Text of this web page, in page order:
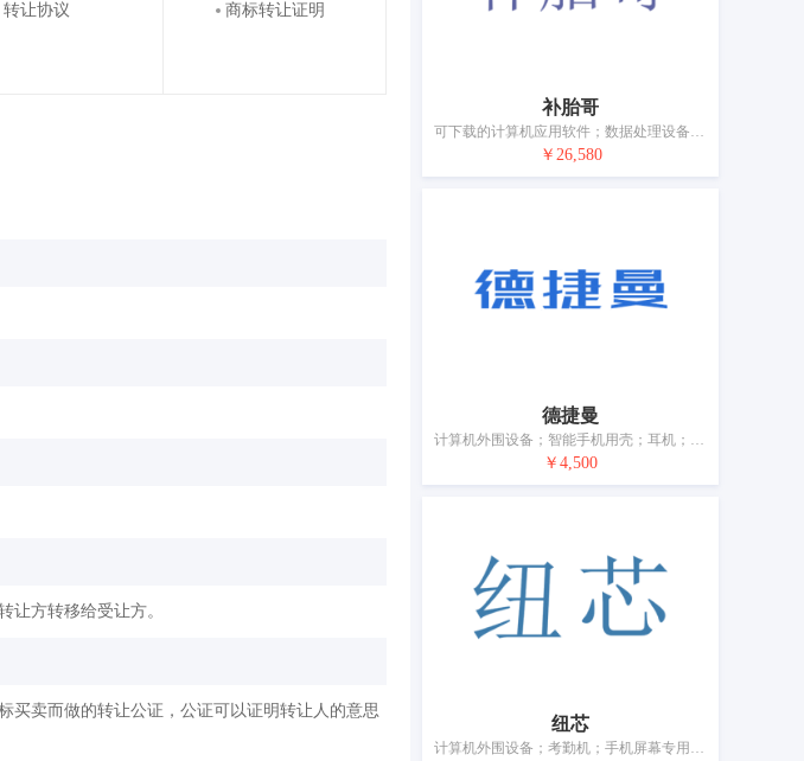
转让协议
商标转让证明
让方转移给受让方。
买卖而做的转让公证，公证可以证明转让人的意思
补胎哥
可下载的计算机应用软件；数据处理设备；智能眼镜（数据处理）；电子出版物（可下载）；计算机外围设备；计算机软件（已录制）；连接器（数据处理设备）；移动电话；网络通讯设备；电子防盗装置
￥26,580
德捷曼
计算机外围设备；智能手机用壳；耳机；自拍杆（手持单脚架）；数据线；电子芯片；安全头盔；生物指纹门锁；眼镜；移动电源（可充电电池）
￥4,500
纽芯
计算机外围设备；考勤机；手机屏幕专用保护膜；扬声器音箱；显示数字用电子显示屏；电子芯片；安全头盔；电锁；眼镜；移动电源（可充电电池）